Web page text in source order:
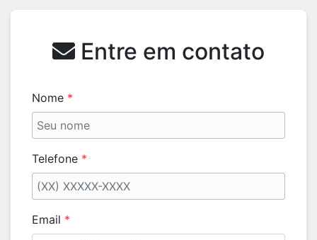
Entre em contato
Nome *
Telefone *
Email *